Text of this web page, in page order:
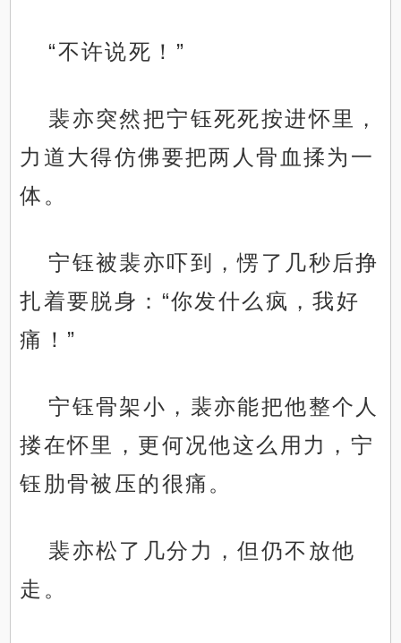
“不许说死！”
裴亦突然把宁钰死死按进怀里，
力道大得仿佛要把两人骨血揉为一
体。
宁钰被裴亦吓到，愣了几秒后挣
扎着要脱身：“你发什么疯，我好
痛！”
宁钰骨架小，裴亦能把他整个人
搂在怀里，更何况他这么用力，宁
钰肋骨被压的很痛。
裴亦松了几分力，但仍不放他
走。